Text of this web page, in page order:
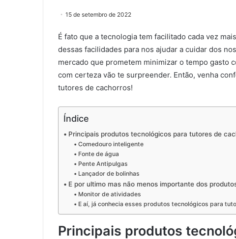
15 de setembro de 2022
É fato que a tecnologia tem facilitado cada vez
dessas facilidades para nos ajudar a cuidar dos
mercado que prometem minimizar o tempo gasto
com certeza vão te surpreender. Então, venha
tutores de cachorros!
Índice
Principais produtos tecnológicos para tutores de
Comedouro inteligente
Fonte de água
Pente Antipulgas
Lançador de bolinhas
E por ultimo mas não menos importante dos
Monitor de atividades
E aí, já conhecia esses produtos tecnológicos para
Principais produtos